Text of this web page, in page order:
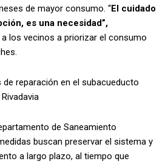
de mayor consumo. “El cuidado
es una necesidad”,
los vecinos a priorizar el consumo
reparación en el subacueducto
de Saneamiento
buscan preservar el sistema y
a largo plazo, al tiempo que